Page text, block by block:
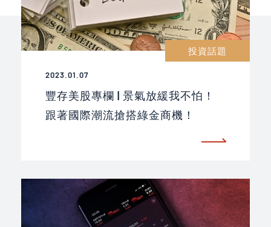
投資話題
2023.01.07
豐存美股專欄 | 景氣放緩我不怕！
跟著國際潮流搶搭綠金商機！